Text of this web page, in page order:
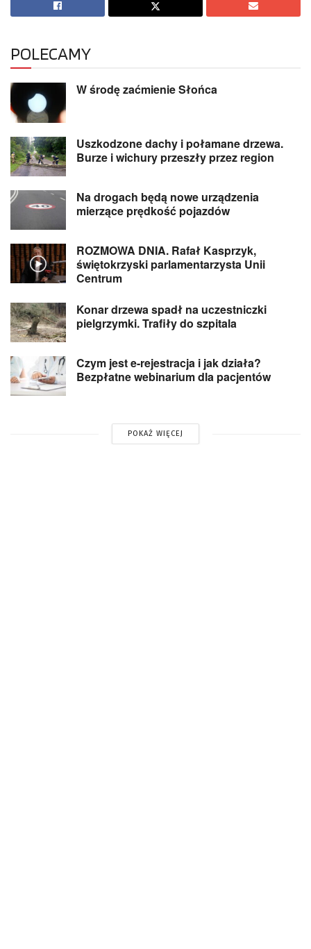
POLECAMY
W środę zaćmienie Słońca
Uszkodzone dachy i połamane drzewa.
Burze i wichury przeszły przez region
Na drogach będą nowe urządzenia
mierzące prędkość pojazdów
ROZMOWA DNIA. Rafał Kasprzyk,
świętokrzyski parlamentarzysta Unii
Centrum
Konar drzewa spadł na uczestniczki
pielgrzymki. Trafiły do szpitala
Czym jest e-rejestracja i jak działa?
Bezpłatne webinarium dla pacjentów
POKAŻ WIĘCEJ